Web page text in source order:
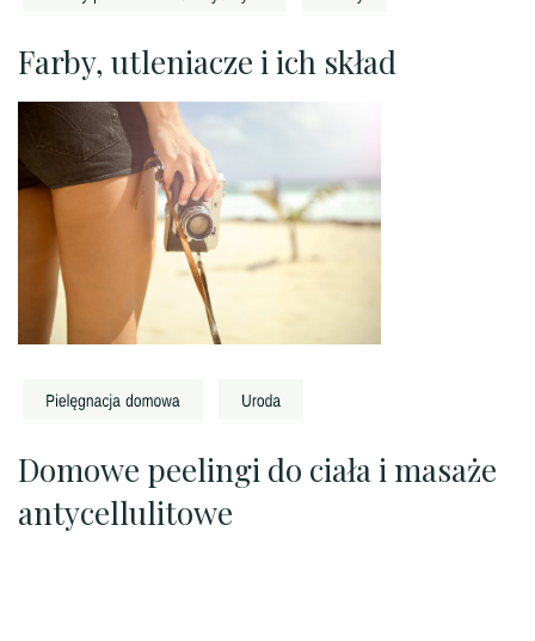
Farby, utleniacze i ich skład
Domowe peelingi do ciała i masaże
antycellulitowe